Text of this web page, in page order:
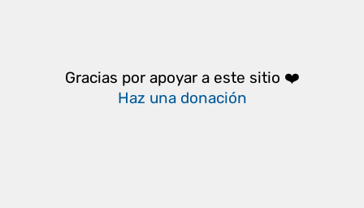
Gracias por apoyar a este sitio ❤️
Haz una donación